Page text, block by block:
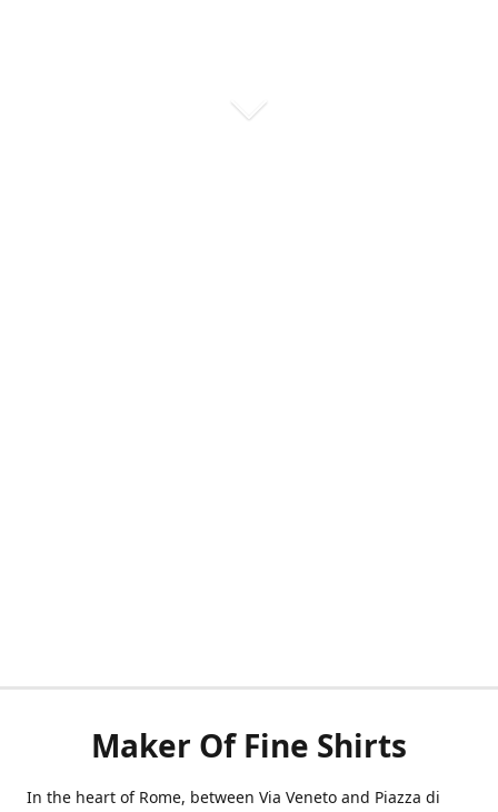
Maker Of Fine Shirts
In the heart of Rome, between Via Veneto and Piazza di